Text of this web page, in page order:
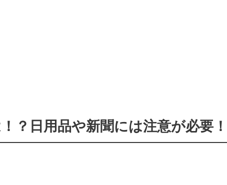
？日用品や新聞には注意が必要！